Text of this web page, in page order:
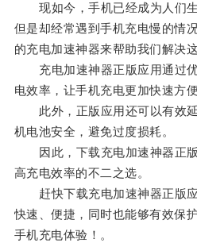
现如今，手机已经成为人们生
但是却经常遇到手机充电慢的情
的充电加速神器来帮助我们解决这
充电加速神器正版应用通过优
电效率，让手机充电更加快速方便
此外，正版应用还可以有效延
机电池安全，避免过度损耗。
因此，下载充电加速神器正版
高充电效率的不二之选。
赶快下载充电加速神器正版应
快速、便捷，同时也能够有效保
手机充电体验！。